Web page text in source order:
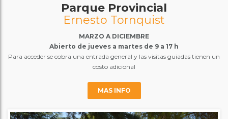
Parque Provincial
Ernesto Tornquist
MARZO A DICIEMBRE
Abierto de jueves a martes de 9 a 17 h
Para acceder se cobra una entrada general y las visitas guiadas tienen un
costo adicional
MAS INFO